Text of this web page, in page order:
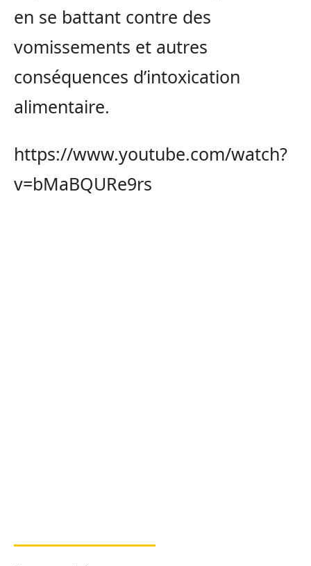
en se battant contre des
vomissements et autres
conséquences d’intoxication
alimentaire.
https://www.youtube.com/watch?
v=bMaBQURe9rs